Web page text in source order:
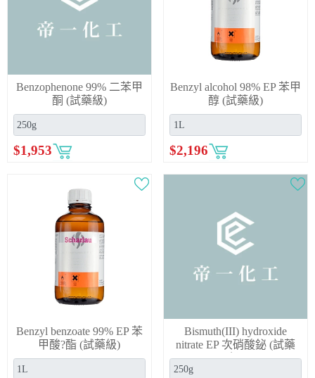
Benzophenone 99% 二苯甲
酮 (試藥級)
$1,953
Benzyl alcohol 98% EP 苯甲
醇 (試藥級)
$2,196
Benzyl benzoate 99% EP 苯
甲酸?酯 (試藥級)
Bismuth(III) hydroxide
nitrate EP 次硝酸鉍 (試藥
級)